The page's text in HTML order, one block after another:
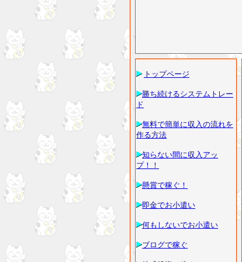
トップページ
勝ち続けるシステムトレー
ド
無料で簡単に収入の流れを
作る方法
知らない間に収入アッ
プ！！
懸賞で稼ぐ！
即金でお小遣い
何もしないでお小遣い
ブログで稼ぐ